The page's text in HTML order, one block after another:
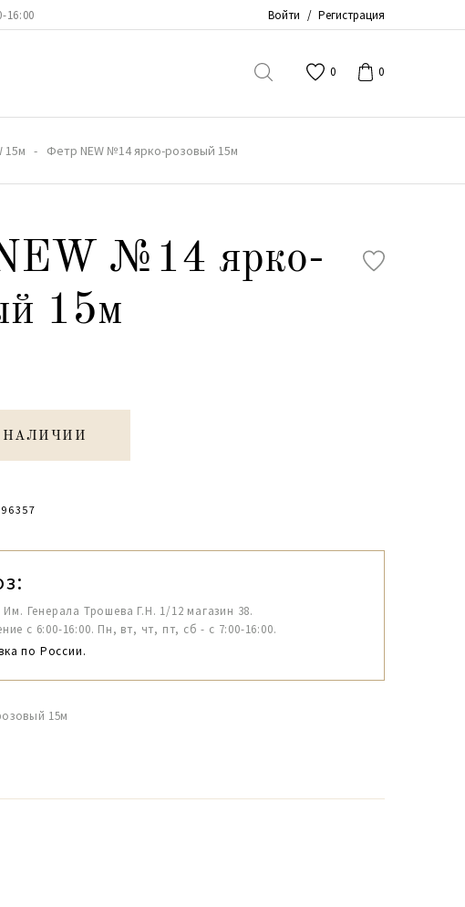
16:00 Войти / Регистрация
0 0
15м Фетр NEW №14 ярко-розовый 15м
№14 ярко-
15м
НАЛИЧИИ
Генерала Трошева Г.Н. 1/12 магазин 38.
с 6:00-16:00. Пн, вт, чт, пт, сб - с 7:00-16:00.
по России.
15м